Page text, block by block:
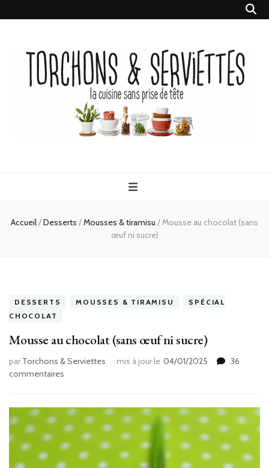
Serviettes
Accueil/Desserts /Mousses & tiramisu /Mousse au chocolat (sans
œuf ni sucre)
DESSERTS MOUSSES & TIRAMISU
SPÉCIAL
CHOCOLAT
Mousse au chocolat (sans œuf ni sucre)
par Torchons & Serviettes mis à jour le 04/01/2025
36
commentaires
chocolat
(sans
œuf
ni
sucre)